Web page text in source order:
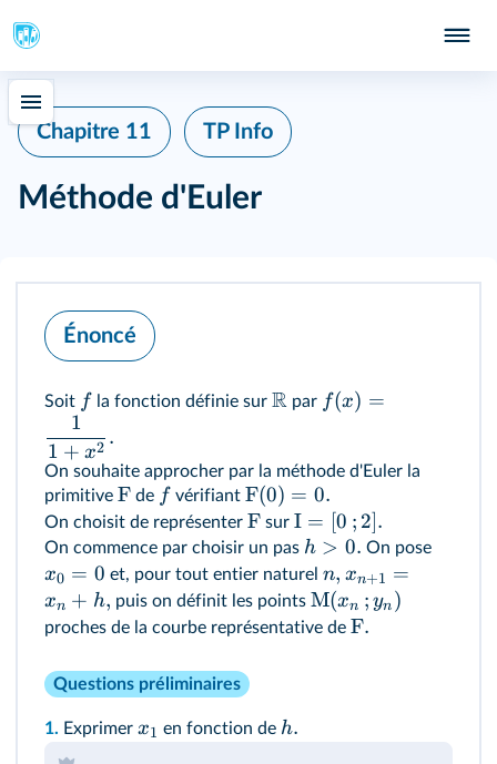
Chapitre 11 TP Info
Méthode d'Euler
Énoncé
Soit f la fonction définie sur R par f(x) =
1 + x2
1
.
On souhaite approcher par la méthode d'Euler la
primitive F de f vérifiant F(0) = 0.
On choisit de représenter F sur I = [0 ; 2].
On commence par choisir un pas h > 0. On pose
x0 = 0 et, pour tout entier naturel n, xn+1 =
xn + h, puis on définit les points M(xn ; yn )
proches de la courbe représentative de F.
Questions préliminaires
1. Exprimer x1 en fonction de h.